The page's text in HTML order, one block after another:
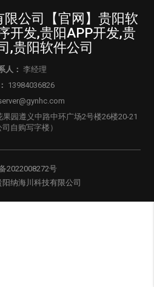
公司【官网】贵阳软
开发,贵阳APP开发,贵
,贵阳软件公司
人： 李经理
13984036826
园遵义中路中环广场2号楼26楼20-21
自购写字楼）
2022008272号
阳纳海川科技有限公司